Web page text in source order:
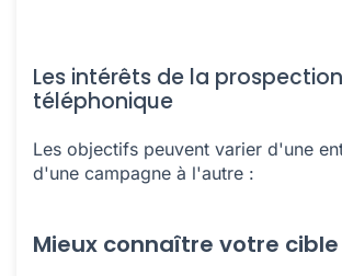
Les intérêts de la prospection
téléphonique
Les objectifs peuvent varier d'une
d'une campagne à l'autre :
Mieux connaître votre cible